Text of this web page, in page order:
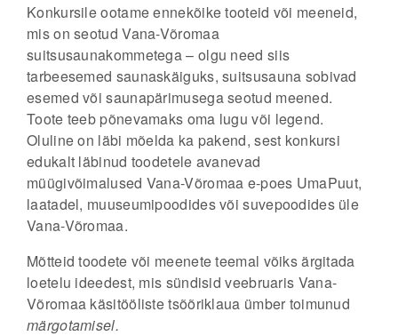
Konkursile ootame ennekõike tooteid või meeneid,
mis on seotudVana-Võromaa
suitsusaunakommetega– olgu need siis
tarbeesemed saunaskäiguks, suitsusauna sobivad
esemed või saunapärimusega seotud meened.
Toote teeb põnevamaks oma lugu või legend.
Oluline on läbi mõelda ka pakend, sest konkursi
edukalt läbinud toodetele avanevad
müügivõimalused Vana-Võromaa e-poes UmaPuut,
laatadel, muuseumipoodides või suvepoodides üle
Vana-Võromaa.
Mõtteid toodete või meenete teemal võiks ärgitada
loetelu ideedest, mis sündisid veebruaris Vana-
Võromaa käsitööliste tsõõriklaua ümber toimunud
märgotamisel.